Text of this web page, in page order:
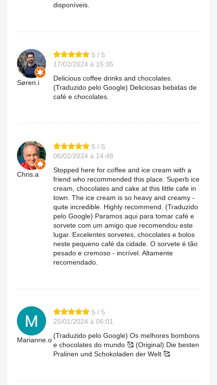
disponíveis.
Søren.i
5 / 5
17/02/2024 à 15:35
Delicious coffee drinks and chocolates.
(Traduzido pelo Google) Deliciosas bebidas de
café e chocolates.
Chris.a
5 / 5
06/02/2024 à 14:48
Stopped here for coffee and ice cream with a
friend who recommended this place. Superb ice
cream, chocolates and cake at this little cafe in
town. The ice cream is so heavy and creamy -
quite incredible. Highly recommend. (Traduzido
pelo Google) Paramos aqui para tomar café e
sorvete com um amigo que recomendou este
lugar. Excelentes sorvetes, chocolates e bolos
neste pequeno café da cidade. O sorvete é tão
pesado e cremoso - incrível. Altamente
recomendado.
Marianne.o
5 / 5
25/01/2024 à 06:01
(Traduzido pelo Google) Os melhores bombons
e chocolates do mundo 🥰 (Original) Die besten
Pralinen und Schokoladen der Welt 🥰